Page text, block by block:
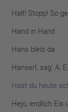
Halt! Stopp! So
Hand in Hand
Hans bleib da
Hanserl, sag' A,
Hast du heute
Hejo, endlich Eis